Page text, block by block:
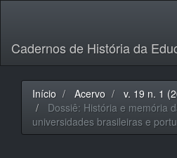
principal
Barra
Lateral
Cadernos de História da
Início Acervo
v. 19 n. 1
Dossiê: História e memória
universidades brasileiras e